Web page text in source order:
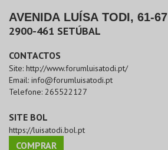
AVENIDA LUÍSA TODI, 61-67
2900-461 SETÚBAL
CONTACTOS
Site: http://www.forumluisatodi.pt/
Email: info@forumluisatodi.pt
Telefone: 265522127
SITE BOL
https://luisatodi.bol.pt
COMPRAR